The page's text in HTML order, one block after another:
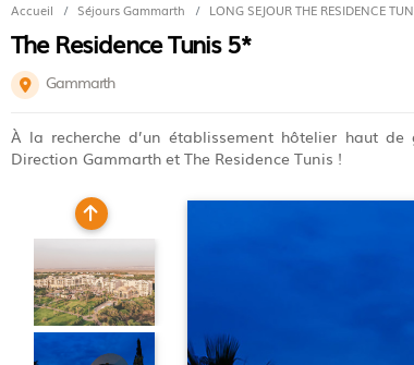
Accueil Séjours Gammarth LONG SEJOUR THE RESIDENCE
The Residence Tunis 5*
Gammarth
À la recherche d’un établissement hôtelier haut
Direction Gammarth et The Residence Tunis !